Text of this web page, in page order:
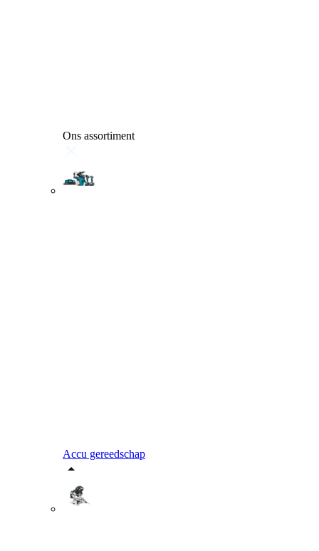
Ons assortiment
Accu gereedschap